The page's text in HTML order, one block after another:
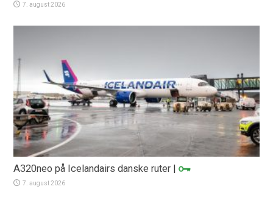
7. august 2026
A320neo på Icelandairs danske ruter |
7. august 2026